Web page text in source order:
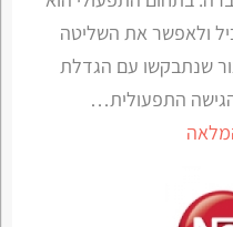
ולאפשר את השליטה
שנתבקשו עם הגדלת
התפעולית…